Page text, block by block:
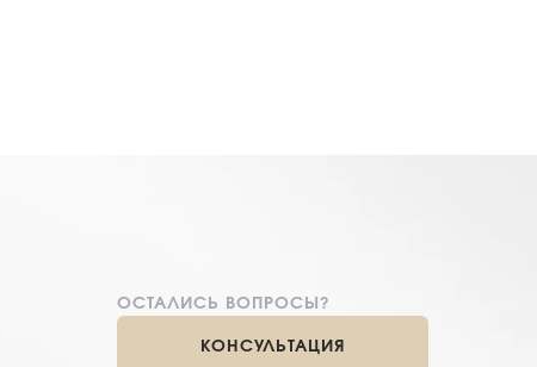
ОСТАЛИСЬ ВОПРОСЫ?
КОНСУЛЬТАЦИЯ